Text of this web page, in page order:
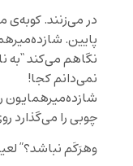
در می‌زنند. کوبه‌ی
پایین.
نگاهم می‌کند “به
نمی‌دانم کجا!
شازده‌میرهمایون
چوبی را می‌گذارد
وهرَکَم نباشد؟”